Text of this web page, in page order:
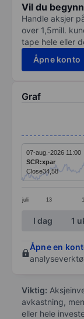
Vil du
Handle aksjer
over 1,5mill.
tape hele eller
Åpne konto
Graf
Line chart
The chart
The chart
juli 13
07-aug.-2026 11:00
SCR:xpar
Close34,58
End of
I dag 1
Åpne en
Viktig:
avkastning,
eller hele